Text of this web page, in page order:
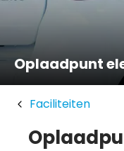
Oplaadpunt
Faciliteiten